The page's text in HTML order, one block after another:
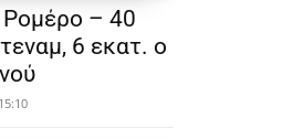
Ρομέρο – 40
6 εκατ. ο